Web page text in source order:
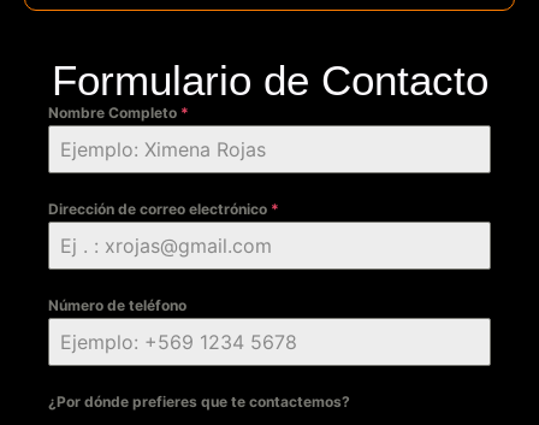
Formulario de Contacto
Nombre Completo *
Dirección de correo electrónico *
Número de teléfono
¿Por dónde prefieres que te contactemos?